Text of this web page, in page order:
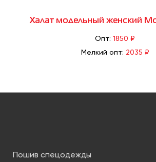
Халат модельный женский
Опт: 1850 ₽
Мелкий опт: 2035 ₽
Пошив спецодежды